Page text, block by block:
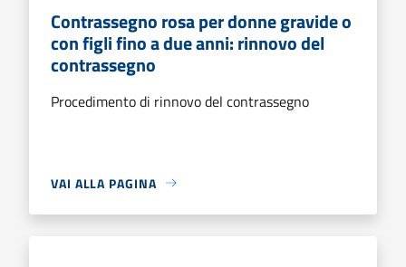
Contrassegno rosa per donne gravide o
con figli fino a due anni: rinnovo del
contrassegno
Procedimento di rinnovo del contrassegno
VAI ALLA PAGINA